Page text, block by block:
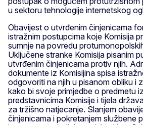
u sektoru tehnologije internetskog
Obavijest o utvrđenim činjenicama
istražnim postupcima koje Komisija
sumnje na povredu
Uključene stranke Komisija pisanim
utvrđenim činjenicama protiv njih.
dokumente iz Komisijina spisa
odgovoriti na njih u pisanom obliku i
kako bi svoje primjedbe o predmetu
predstavnicima Komisije i tijela
za tržišno natjecanje. Slanjem
činjenicama i pokretanjem službene